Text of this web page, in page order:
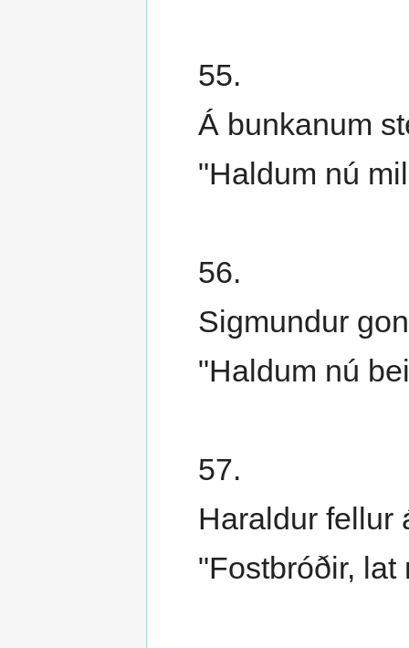
55.
Á bunkanum
"Haldum nú
56.
Sigmundur
"Haldum nú
57.
Haraldur
"Fostbróðir,